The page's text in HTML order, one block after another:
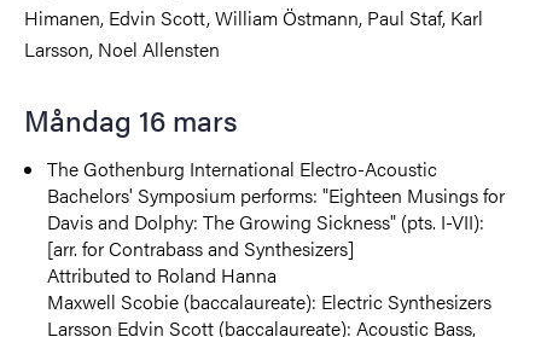
Himanen, Edvin Scott, William Östmann, Paul Staf, Karl
Larsson, Noel Allensten
Måndag 16 mars
The Gothenburg International Electro-Acoustic
Bachelors' Symposium performs: "Eighteen Musings for
Davis and Dolphy: The Growing Sickness" (pts. I-VII):
[arr. for Contrabass and Synthesizers]
Attributed to Roland Hanna
Maxwell Scobie (baccalaureate): Electric Synthesizers
Larsson Edvin Scott (baccalaureate): Acoustic Bass,